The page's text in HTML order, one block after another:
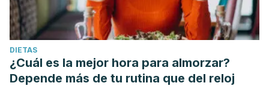
DIETAS
¿Cuál es la mejor hora para almorzar?
Depende más de tu rutina que del reloj